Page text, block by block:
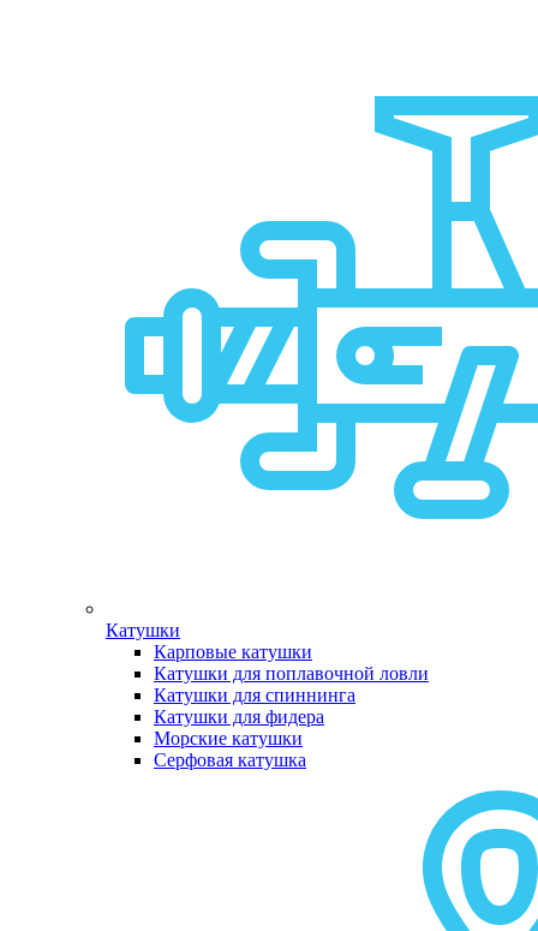
Катушки
Карповые катушки
Катушки для поплавочной ловли
Катушки для спиннинга
Катушки для фидера
Морские катушки
Серфовая катушка